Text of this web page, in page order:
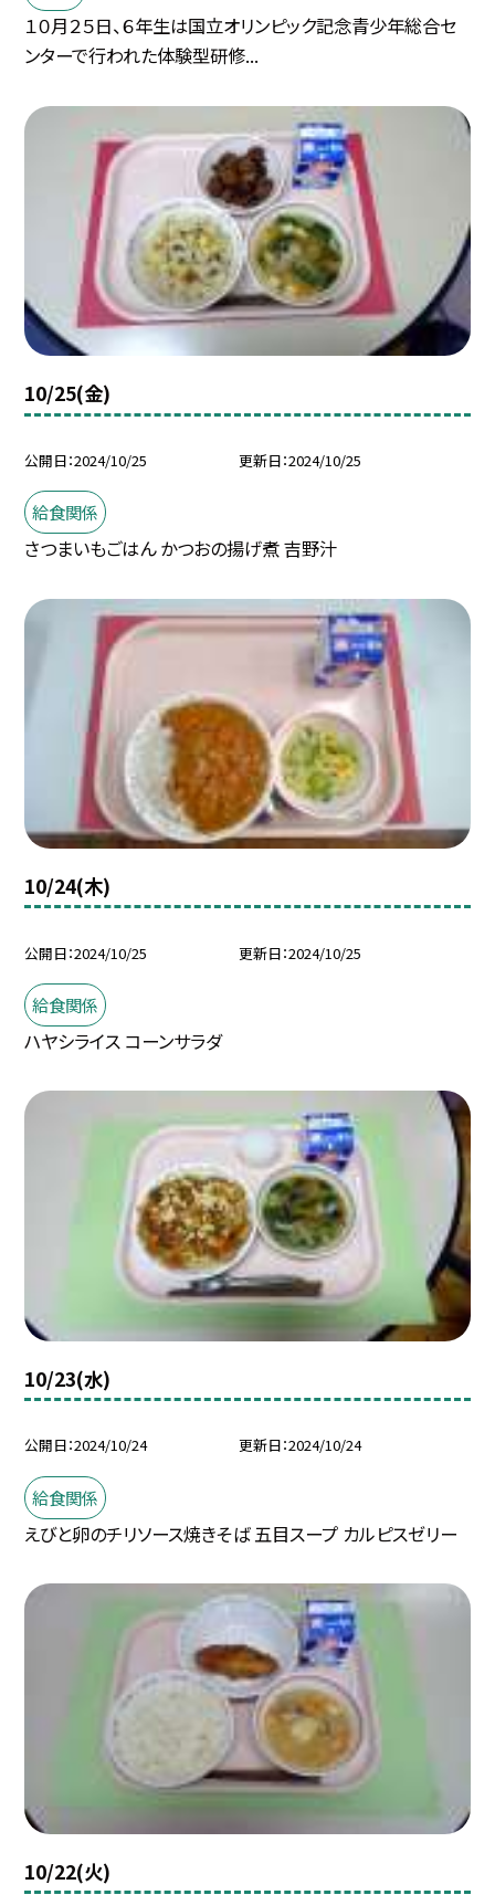
１０月２５日、６年生は国立オリンピック記念青少年総合セ
ンターで行われた体験型研修...
10/25(金)
公開日 2024/10/25 更新日 2024/10/25
給食関係
さつまいもごはん かつおの揚げ煮 吉野汁
10/24(木)
公開日 2024/10/25 更新日 2024/10/25
給食関係
ハヤシライス コーンサラダ
10/23(水)
公開日 2024/10/24 更新日 2024/10/24
給食関係
えびと卵のチリソース焼きそば 五目スープ カルピスゼリー
10/22(火)